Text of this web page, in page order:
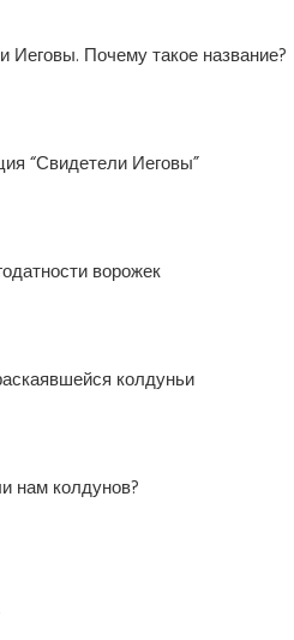
Иеговы. Почему такое название?
“Свидетели Иеговы”
ворожек
колдуньи
нам колдунов?